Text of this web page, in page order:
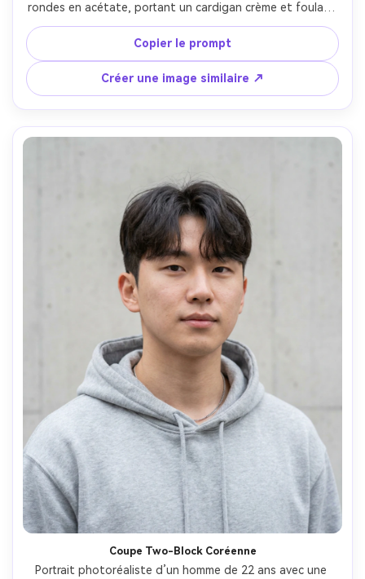
rondes en acétate, portant un cardigan crème et foulard
en soie, fond rayon de librairie, lumières chaudes
tungstène, Canon EOS R6 Mark II, 50mm f/1.4, gros plan
moyen au niveau des yeux, humeur réfléchie et douce,
texture de peau réaliste, reflets précis dans les lunettes,
haute résolution, grading cinématographique chaud --ar
4:5
Copier le prompt
Créer une image similaire ↗
Coupe Two-Block Coréenne
Portrait photoréaliste d’un homme de 22 ans avec une